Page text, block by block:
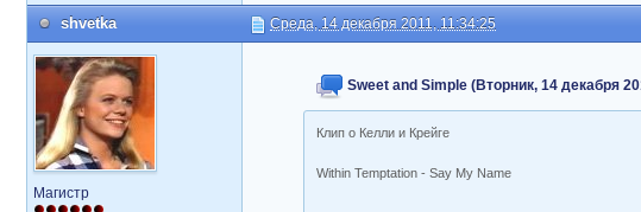
shvetka Среда, 14 декабря 2011, 11:34:25
Магистр
Sweet and Simple (Вторник, 14 декабря
Клип о Келли и Крейге
Within Temptation - Say My Name